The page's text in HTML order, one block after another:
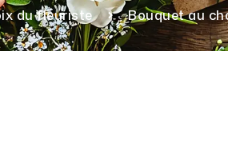
du fleuriste Bouquet au